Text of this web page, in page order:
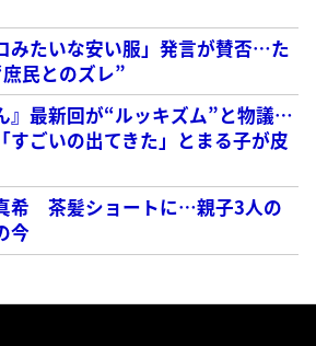
みたいな安い服」発言が賛否…た
民とのズレ”
』最新回が“ルッキズム”と物議…
すごいの出てきた」とまる子が皮
希 茶髪ショートに…親子3人の
今